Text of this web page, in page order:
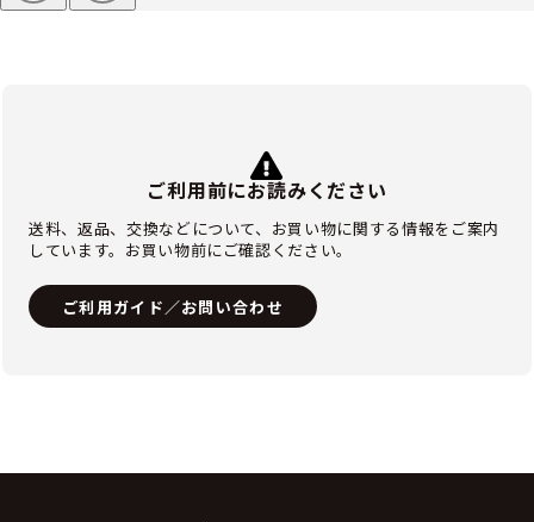
ご利用前にお読みください
送料、返品、交換などについて、お買い物に関する情報をご案内
しています。お買い物前にご確認ください。
ご利用ガイド／お問い合わせ